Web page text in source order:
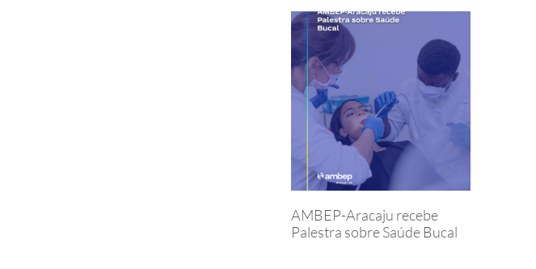
AMBEP-Aracaju recebe
Palestra sobre Saúde Bucal